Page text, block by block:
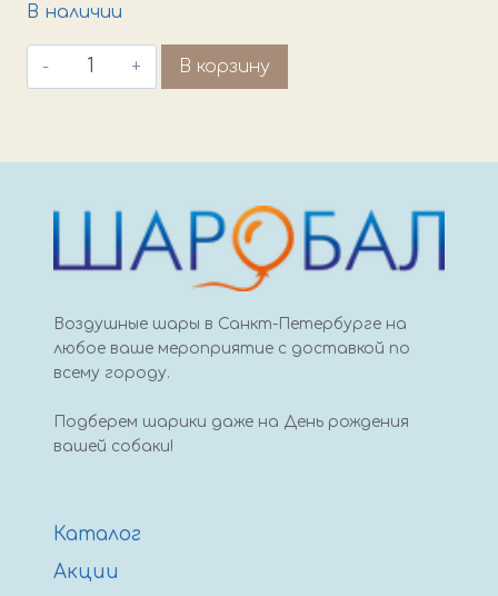
В наличии
Количество
товара
45
Испания
В корзину
Воздушные шары в Санкт-Петербурге на
любое ваше мероприятие с доставкой по
всему городу.
Подберем шарики даже на День рождения
вашей собаки!
Каталог
Акции